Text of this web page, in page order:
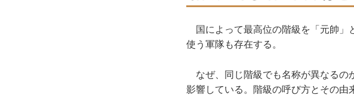
国によって最高位の階級を「元帥」
使う軍隊も存在する。
なぜ、同じ階級でも名称が異なるの
影響している。階級の呼び方とその由